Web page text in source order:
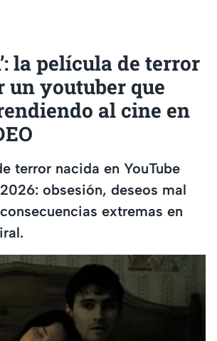
la película de terror
un youtuber que
al cine en
terror nacida en YouTube
obsesión, deseos mal
extremas en